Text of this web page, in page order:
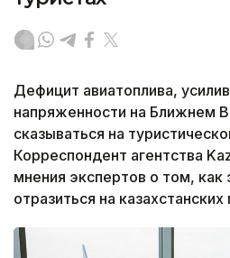
Дефицит авиатоплива,
напряженности на Ближнем
сказываться на
Корреспондент агентства
мнения экспертов о том,
отразиться на